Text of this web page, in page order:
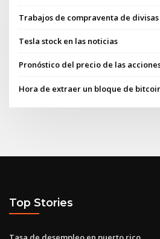
Trabajos de compraventa de
Tesla stock en las noticias
Pronóstico del precio de las
Hora de extraer un bloque de
Top Stories